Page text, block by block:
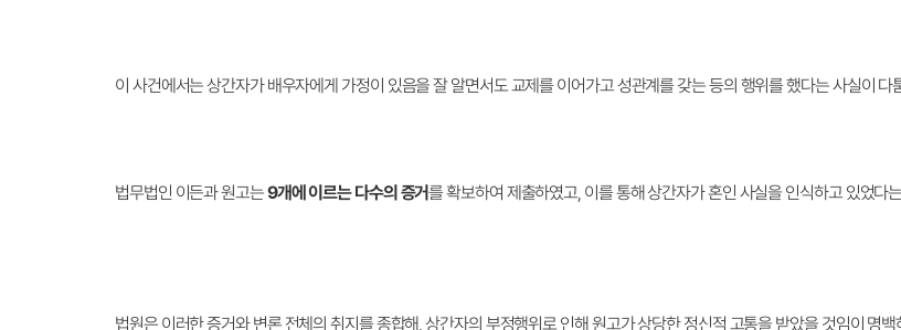
이 사건에서는 상간자가 배우자에게 가정이 있음을 잘 알면서도 교제를 이어가고 성관계를 갖는 등의 행위를 했다는 사실이 다
법무법인 이든과 원고는9개에 이르는 다수의 증거를 확보하여 제출하였고, 이를 통해 상간자가 혼인 사실을 인식하고 있었다
법원은 이러한 증거와 변론 전체의 취지를 종합해, 상간자의 부정행위로 인해 원고가 상당한 정신적 고통을 받았을 것임이 명